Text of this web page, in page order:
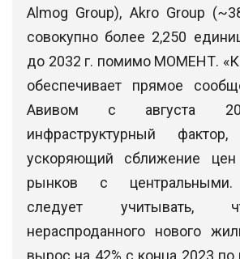
Almog Group), Akro Group
совокупно более 2,250
до 2032 г. помимо МОМЕНТ.
обеспечивает прямое
Авивом с августа
инфраструктурный фактор,
ускоряющий сближение цен
рынков с центральными.
следует учитывать,
нераспроданного нового
вырос на 42% с конца 2023 по